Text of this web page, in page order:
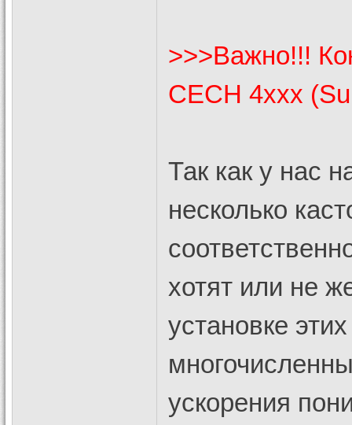
>>>Важно!!!
CECH 4xxx
Так как у нас
несколько
хотят или не
установке
ускорения